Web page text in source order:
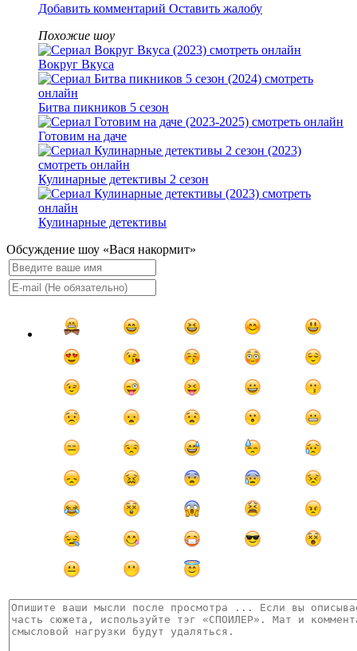
Добавить комментарий Оставить жалобу
Похожие шоу
Вокруг Вкуса
Битва пикников 5 сезон
Готовим на даче
Кулинарные детективы 2 сезон
Кулинарные детективы
Обсуждение шоу «Вася накормит»